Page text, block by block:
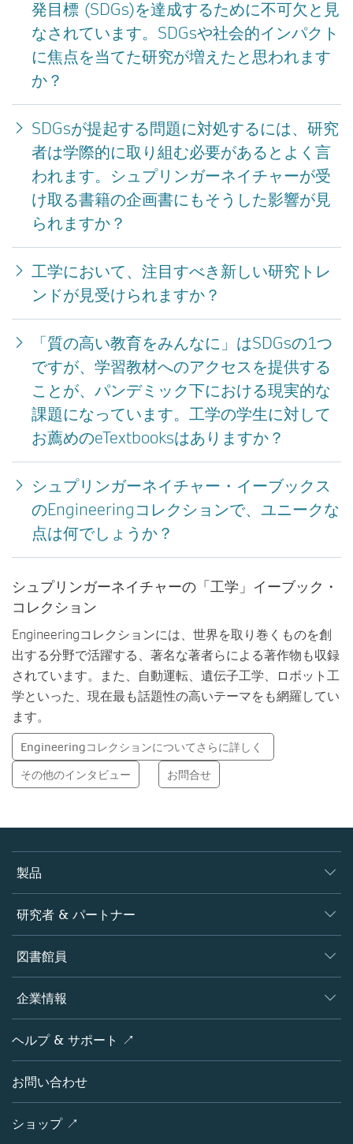
発目標 (SDGs)を達成するために不可欠と見
なされています。SDGsや社会的インパクト
に焦点を当てた研究が増えたと思われます
か？
SDGsが提起する問題に対処するには、研究
者は学際的に取り組む必要があるとよく言
われます。シュプリンガーネイチャーが受
け取る書籍の企画書にもそうした影響が見
られますか？
工学において、注目すべき新しい研究トレ
ンドが見受けられますか？
「質の高い教育をみんなに」はSDGsの1つ
ですが、学習教材へのアクセスを提供する
ことが、パンデミック下における現実的な
課題になっています。工学の学生に対して
お薦めのeTextbooksはありますか？
シュプリンガーネイチャー・イーブックス
のEngineeringコレクションで、ユニークな
点は何でしょうか？
シュプリンガーネイチャーの「工学」イーブック・
コレクション
Engineeringコレクションには、世界を取り巻くものを創
出する分野で活躍する、著名な著者らによる著作物も収録
されています。また、自動運転、遺伝子工学、ロボット工
学といった、現在最も話題性の高いテーマをも網羅してい
ます。
Engineeringコレクションについてさらに詳しく
その他のインタビュー
お問合せ
製品
ジャーナル
書籍
プラットフォーム
研究者 & パートナー
著者
編集者
オープンサイエンス
ポリシー
図書館員
概要
製品
ライセンス情報
ブログ
企業情報
会社概要
シュプリンガーネイチャーについて
採用情報
ヘルプ & サポート ↗
お問い合わせ
ショップ ↗